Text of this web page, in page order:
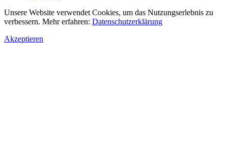
Unsere Website verwendet Cookies, um das Nutzungserlebnis zu
verbessern. Mehr erfahren: Datenschutzerklärung
Akzeptieren